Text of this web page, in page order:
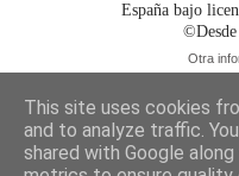
España bajo
Otra
This site uses cookies
and to analyze traffic.
shared with Google